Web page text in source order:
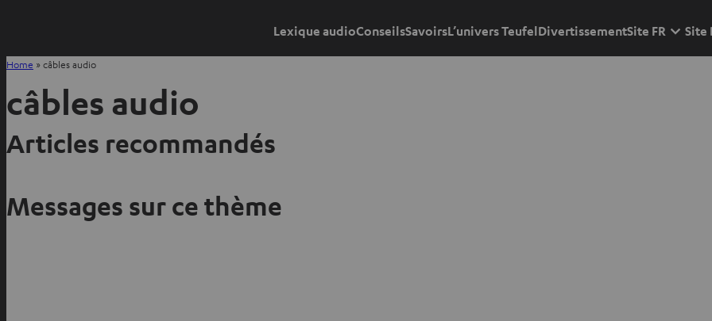
Lexique audioConseilsSavoirsL’univers TeufelDivertissementSite FR Site
Home »câbles audio
câbles audio
Articles recommandés
Messages sur ce thème